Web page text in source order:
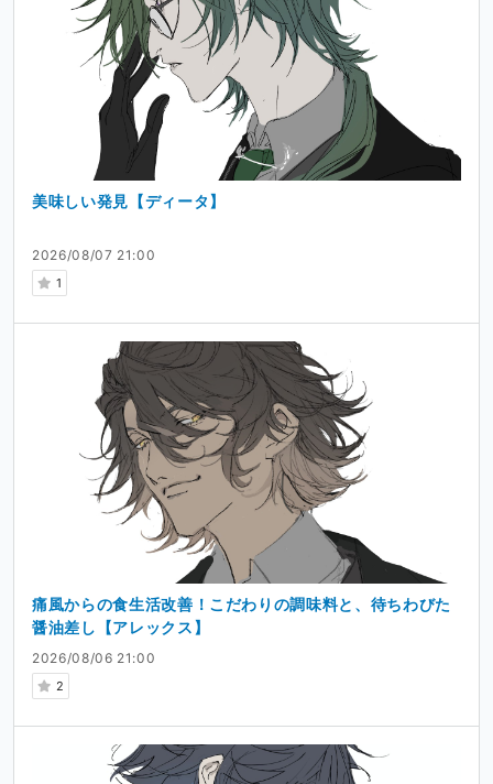
2026/08/07 21:00
1
美味しい発見【ディータ】
2026/08/06 21:00
2
痛風からの食生活改善！こだわりの調味料と、待ちわびた
醤油差し【アレックス】